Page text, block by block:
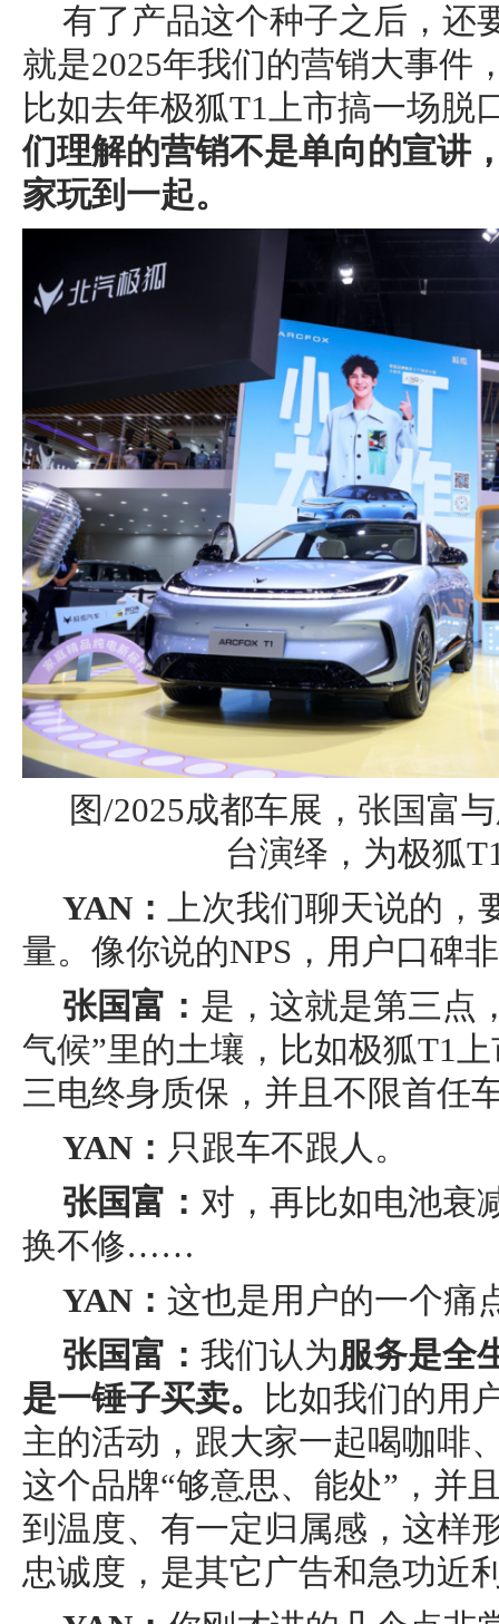
有了产品这个种子之后，还
就是2025年我们的营销大事件
比如去年极狐T1上市搞一场脱
们理解的营销不是单向的宣讲
家玩到一起。
图/2025成都车展，张国富
台演绎，为极狐
YAN：
上次我们聊天说的
量。像你说的NPS，用户口碑
张国富： 是，这就是第三点
气候”里的土壤，比如极狐T1
三电终身质保，并且不限首
YAN： 只跟车不跟人。
张国富： 对，再比如电池衰
换不修……
YAN： 这也是用户的一个痛
张国富： 我们认为服务是全
是一锤子买卖。
比如我们的用
主的活动，跟大家一起喝咖啡
这个品牌“够意思、能处”，并
到温度、有一定归属感，这样
忠诚度，是其它广告和急功近